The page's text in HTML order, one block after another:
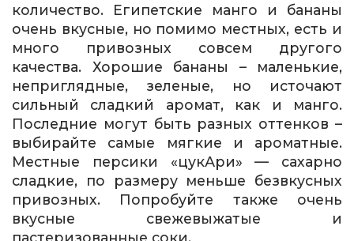
количество. Египетские манго и бананы
очень вкусные, но помимо местных, есть и
много привозных совсем другого
качества. Хорошие бананы – маленькие,
неприглядные, зеленые, но источают
сильный сладкий аромат, как и манго.
Последние могут быть разных оттенков –
выбирайте самые мягкие и ароматные.
Местные персики «цукАри» — сахарно
сладкие, по размеру меньше безвкусных
привозных. Попробуйте также очень
вкусные свежевыжатые и
пастеризованные соки.